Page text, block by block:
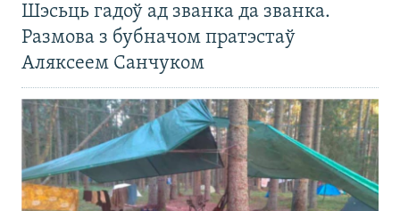
Шэсьць гадоў ад званка да званка.
Размова з бубначом пратэстаў
Аляксеем Санчуком